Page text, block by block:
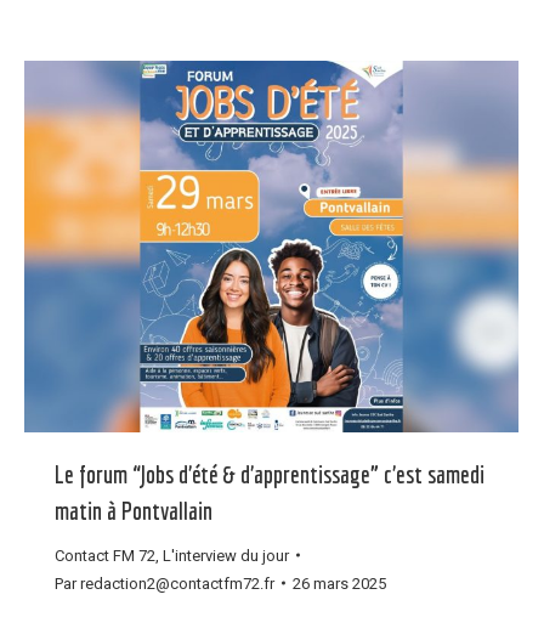
Le forum “Jobs d’été & d’apprentissage” c’est samedi
matin à Pontvallain
Contact FM 72 L'interview du jour
Parredaction2@contactfm72.fr 26 mars 2025